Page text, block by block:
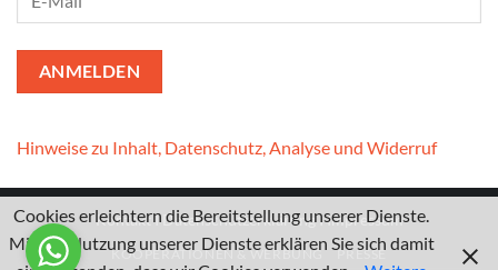
Hinweise zu Inhalt, Datenschutz, Analyse und Widerruf
KontaktI DatenschutzerklärungIImpressum
KOOPERATIONEN & WERBUNG PRESSE
Cookies erleichtern die Bereitstellung unserer Dienste.
Mit der Nutzung unserer Dienste erklären Sie sich damit